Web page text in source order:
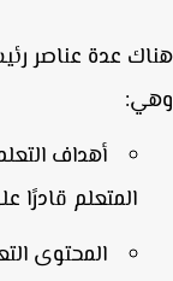
عدة عناصر
أهداف التعلم:
المتعلم قادرًا
المحتوى